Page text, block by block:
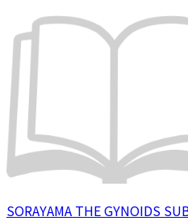
SORAYAMA THE GYNOIDS